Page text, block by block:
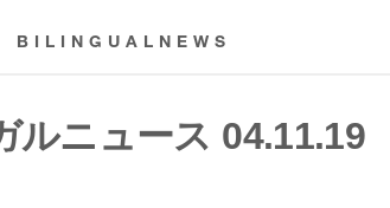
BILINGUALNEWS
ルニュース 04.11.19